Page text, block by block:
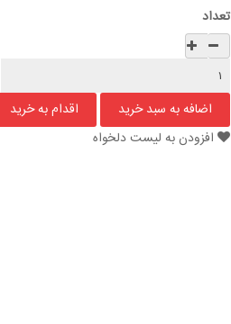
تعداد
افزودن به لیست دلخواه